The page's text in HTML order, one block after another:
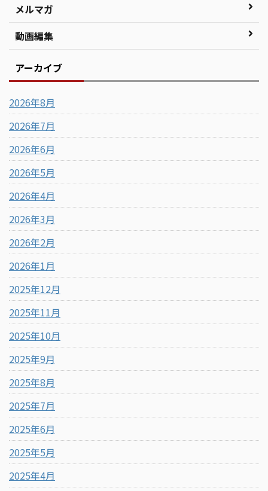
メルマガ
動画編集
アーカイブ
2026年8月
2026年7月
2026年6月
2026年5月
2026年4月
2026年3月
2026年2月
2026年1月
2025年12月
2025年11月
2025年10月
2025年9月
2025年8月
2025年7月
2025年6月
2025年5月
2025年4月